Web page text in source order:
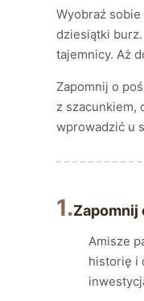
Wyobraź
dziesiątki
tajemnicy. Aż
Zapomnij o
z szacunkiem,
wprowadzić u
1.Zapomnij
Amisze
historię i